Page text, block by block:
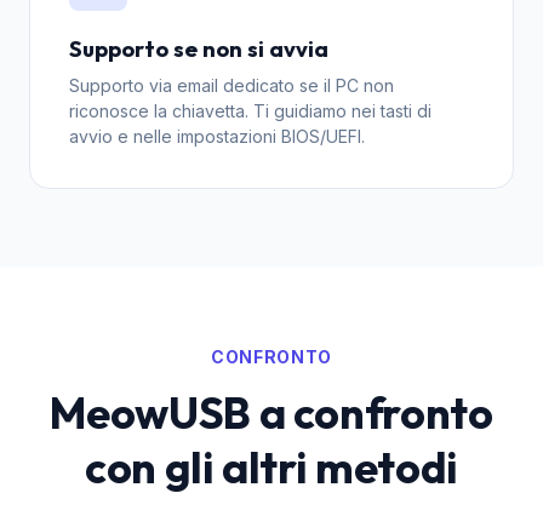
Supporto se non si avvia
Supporto via email dedicato se il PC non
riconosce la chiavetta. Ti guidiamo nei tasti di
avvio e nelle impostazioni BIOS/UEFI.
CONFRONTO
MeowUSB a confronto
con gli altri metodi